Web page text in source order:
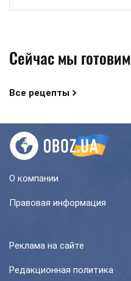
Сейчас мы готовим
Все рецепты
О компании
Правовая информация
Реклама на сайте
Редакционная политика